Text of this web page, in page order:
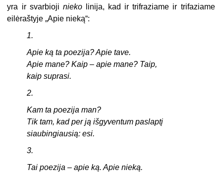
yra ir svarbioji nieko
linija, kad ir trifraziame ir trifaziame
eilėraštyje „Apie nieką“:
1.
Apie ką ta poezija? Apie tave.
Apie mane? Kaip – apie mane? Taip,
kaip suprasi.
2.
Kam ta poezija man?
Tik tam, kad per ją išgyventum paslaptį
siaubingiausią: esi.
3.
Tai poezija – apie ką. Apie nieką.